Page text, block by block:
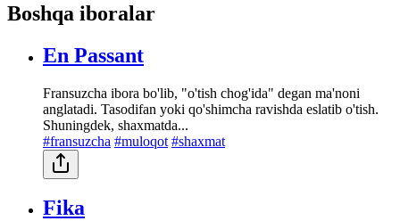
Boshqa iboralar
En Passant
Fransuzcha ibora bo'lib, "o'tish chog'ida" degan ma'noni
anglatadi. Tasodifan yoki qo'shimcha ravishda eslatib o'tish.
Shuningdek, shaxmatda...
#fransuzcha #muloqot #shaxmat
Fika